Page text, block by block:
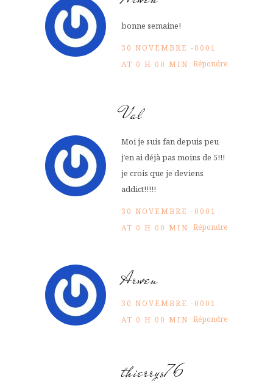
bonne semaine!
30 NOVEMBRE -0001
AT 0 H 00 MIN Répondre
Val
Moi je suis fan depuis peu
j’en ai déjà pas moins de 5!!!
je crois que je deviens
addict!!!!!
30 NOVEMBRE -0001
AT 0 H 00 MIN Répondre
Arwen
30 NOVEMBRE -0001
AT 0 H 00 MIN Répondre
thierrys76